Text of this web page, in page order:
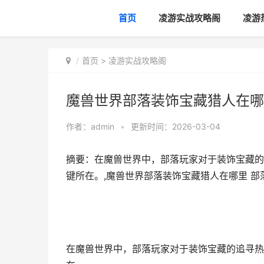
首页 凌游实战攻略阁 凌游
首页 > 凌游实战攻略阁
魔兽世界部落装饰宝藏猎人在
作者： admin • 更新时间：2026-03-04
摘要：在魔兽世界中，部落玩家对于装饰宝藏
键所在。,魔兽世界部落装饰宝藏猎人在哪里 部
在魔兽世界中，部落玩家对于装饰宝藏的追寻